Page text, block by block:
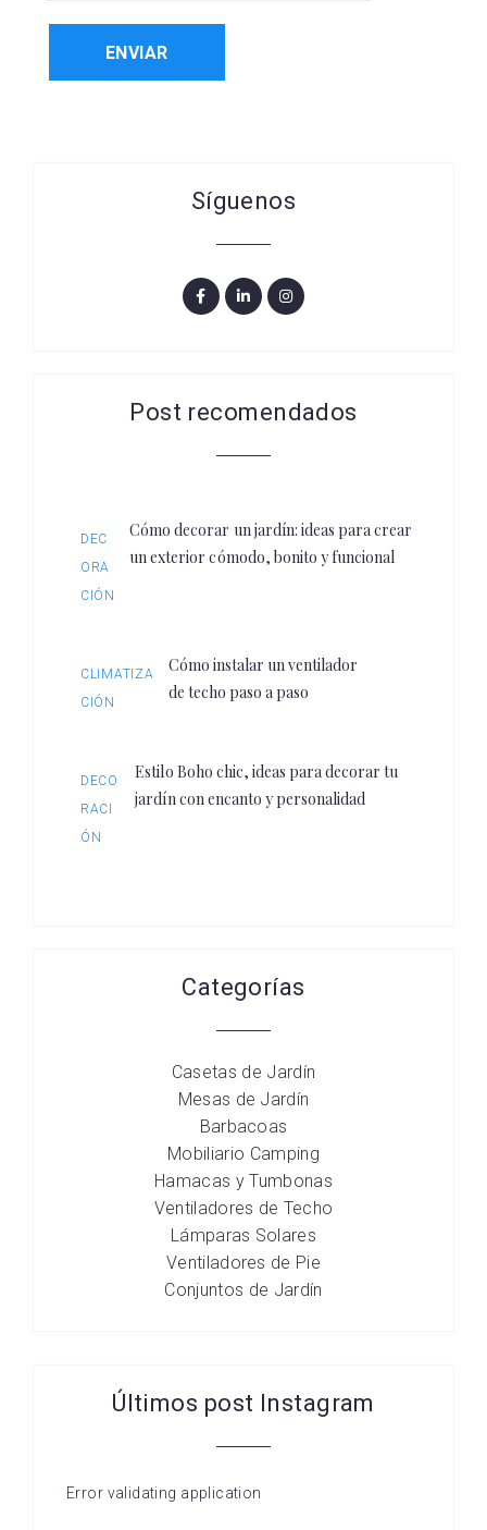
Síguenos
Post recomendados
DEC
ORA
CIÓN
Cómo decorar un jardín: ideas para crear
un exterior cómodo, bonito y funcional
CLIMATIZA
CIÓN
Cómo instalar un ventilador
de techo paso a paso
DECO
RACI
ÓN
Estilo Boho chic, ideas para decorar tu
jardín con encanto y personalidad
Categorías
Casetas de Jardín
Mesas de Jardín
Barbacoas
Mobiliario Camping
Hamacas y Tumbonas
Ventiladores de Techo
Lámparas Solares
Ventiladores de Pie
Conjuntos de Jardín
Últimos post Instagram
Error validating application